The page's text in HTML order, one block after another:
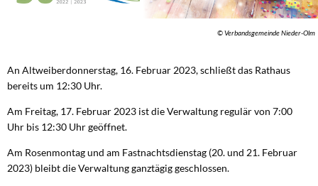
© Verbandsgemeinde Nieder-Olm
An Altweiberdonnerstag, 16. Februar 2023, schließt das Rathaus
bereits um 12:30 Uhr.
Am Freitag, 17. Februar 2023 ist die Verwaltung regulär von 7:00
Uhr bis 12:30 Uhr geöffnet.
Am Rosenmontag und am Fastnachtsdienstag (20. und 21. Februar
2023) bleibt die Verwaltung ganztägig geschlossen.